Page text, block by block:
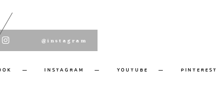
@instagram
INSTAGRAM YOUTUBE PINTEREST